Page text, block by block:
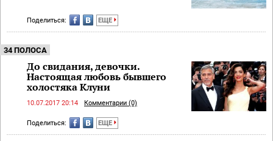
Поделиться: ЕЩЕ
34 ПОЛОСА
До свидания, девочки.
Настоящая любовь бывшего
холостяка Клуни
10.07.2017 20:14 Комментарии (0)
Поделиться: ЕЩЕ